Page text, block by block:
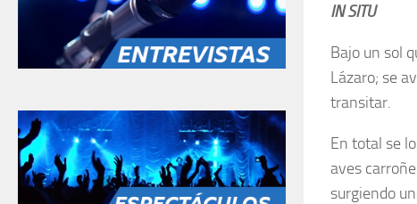
IN SITU
Bajo un sol
Lázaro; se
transitar.
En total se
aves
surgiendo